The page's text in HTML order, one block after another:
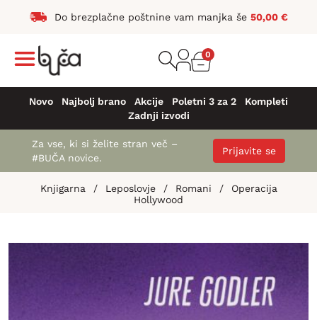
Do brezplačne poštnine vam manjka še 50,00 €
0
Novo Najbolj brano Akcije Poletni 3 za 2
Kompleti
Zadnji izvodi
Za vse, ki si želite stran več –
#BUČA novice.
Prijavite se
Knjigarna / Leposlovje / Romani /
Operacija
Hollywood